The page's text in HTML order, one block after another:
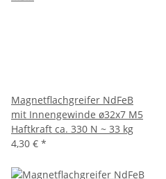
Magnetflachgreifer NdFeB
mit Innengewinde ø32x7 M5
Haftkraft ca. 330 N ~ 33 kg
4,30 € *